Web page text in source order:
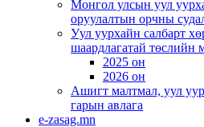
Монгол улсын уул
оруулалтын орчны
Уул уурхайн салбарт
шаардлагатай төслийн
2025 он
2026 он
Ашигт малтмал, уул
гарын авлага
e-zasag.mn